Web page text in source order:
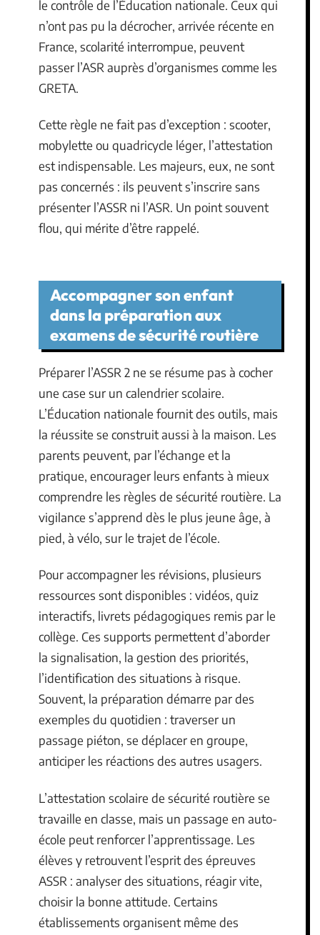
le contrôle de l’Éducation nationale. Ceux qui
n’ont pas pu la décrocher, arrivée récente en
France, scolarité interrompue, peuvent
passer l’ASR auprès d’organismes comme les
GRETA.
Cette règle ne fait pas d’exception : scooter,
mobylette ou quadricycle léger, l’attestation
est indispensable. Les majeurs, eux, ne sont
pas concernés : ils peuvent s’inscrire sans
présenter l’ASSR ni l’ASR. Un point souvent
flou, qui mérite d’être rappelé.
Accompagner son enfant
dans la préparation aux
examens de sécurité routière
Préparer l’ASSR 2 ne se résume pas à cocher
une case sur un calendrier scolaire.
L’Éducation nationale fournit des outils, mais
la réussite se construit aussi à la maison. Les
parents peuvent, par l’échange et la
pratique, encourager leurs enfants à mieux
comprendre les règles de sécurité routière. La
vigilance s’apprend dès le plus jeune âge, à
pied, à vélo, sur le trajet de l’école.
Pour accompagner les révisions, plusieurs
ressources sont disponibles : vidéos, quiz
interactifs, livrets pédagogiques remis par le
collège. Ces supports permettent d’aborder
la signalisation, la gestion des priorités,
l’identification des situations à risque.
Souvent, la préparation démarre par des
exemples du quotidien : traverser un
passage piéton, se déplacer en groupe,
anticiper les réactions des autres usagers.
L’attestation scolaire de sécurité routière se
travaille en classe, mais un passage en auto-
école peut renforcer l’apprentissage. Les
élèves y retrouvent l’esprit des épreuves
ASSR : analyser des situations, réagir vite,
choisir la bonne attitude. Certains
établissements organisent même des